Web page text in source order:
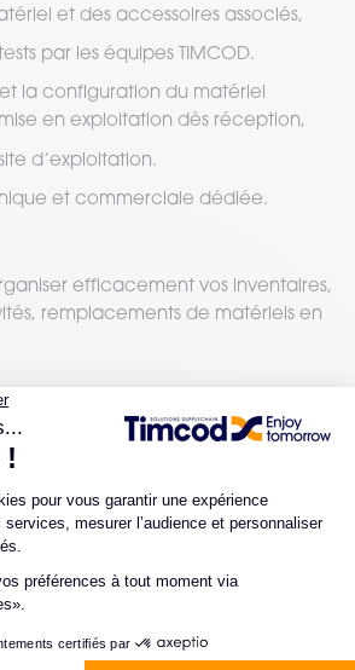
et des accessoires associés,
par les équipes TIMCOD.
la configuration du matériel
en exploitation dès réception,
d’exploitation.
et commerciale dédiée.
efficacement vos inventaires,
remplacements de matériels en
?
à vos besoins.